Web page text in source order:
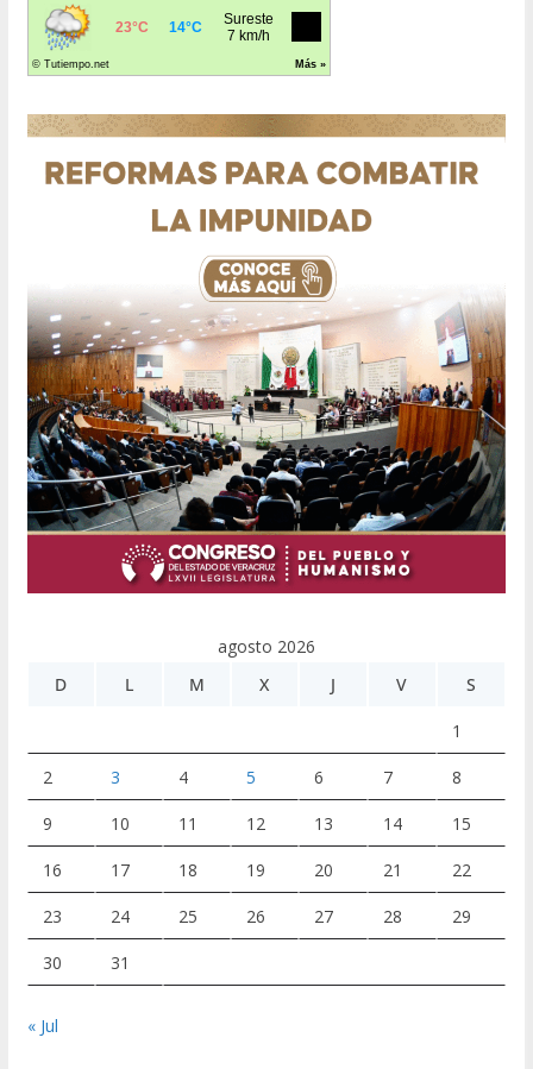
agosto 2026
D
L M X J V S
1
2 3 4 5 6 7 8
9 10 11 12 13 14 15
16 17 18 19 20 21 22
23 24 25 26 27 28 29
30 31
« Jul